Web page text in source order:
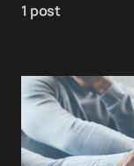
1 post